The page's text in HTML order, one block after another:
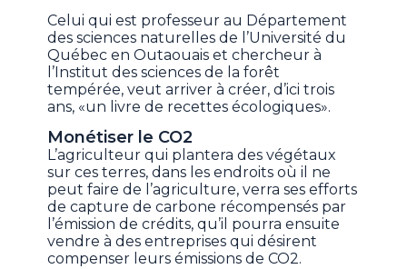
Celui qui est professeur au Département
des sciences naturelles de l’Université du
Québec en Outaouais et chercheur à
l’Institut des sciences de la forêt
tempérée, veut arriver à créer, d’ici trois
ans, «un livre de recettes écologiques».
Monétiser le CO2
L’agriculteur qui plantera des végétaux
sur ces terres, dans les endroits où il ne
peut faire de l’agriculture, verra ses efforts
de capture de carbone récompensés par
l’émission de crédits, qu’il pourra ensuite
vendre à des entreprises qui désirent
compenser leurs émissions de CO2.